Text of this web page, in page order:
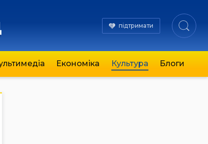
підтримати
Економіка Культура Блоги